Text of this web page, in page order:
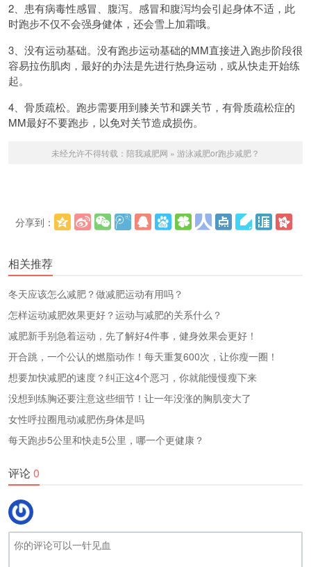
2、患有病毒性感冒、腹泻。感冒和腹泻均会引起身体不适，此
时跑步不仅不会强身健体，还会雪上加霜哦。
3、没有运动基础。没有跑步运动基础的MM直接进入跑步阶段很
容易拉伤肌肉，最好的办法是先进行热身运动，或从快走开始练
起。
4、骨质疏松。跑步需要用到膝关节和踝关节，有骨质疏松症的
MM最好不要跑步，以免对关节造成损伤。
未经允许不得转载： 陪我减肥网 » 游泳减肥or跑步减肥？
分享到：
相关推荐
冬天应该怎么减肥？做减肥运动有用吗？
怎样运动减肥效果更好？运动与减肥的关系什么？
减肥新手别急着运动，先了解好4件事，健身效果会更好！
开合跳，一个公认的燃脂动作！每天重复600次，让你瘦一圈！
想要加快减肥的速度？纠正这4个恶习，你就能慢慢瘦下来
没想到练胸还要注意这些细节！让一年没涨的胸肌变大了
女性呼拉圈甩动减肥伤身体是吗
每天跑步5公里和快走5公里，哪一个更健康？
评论0